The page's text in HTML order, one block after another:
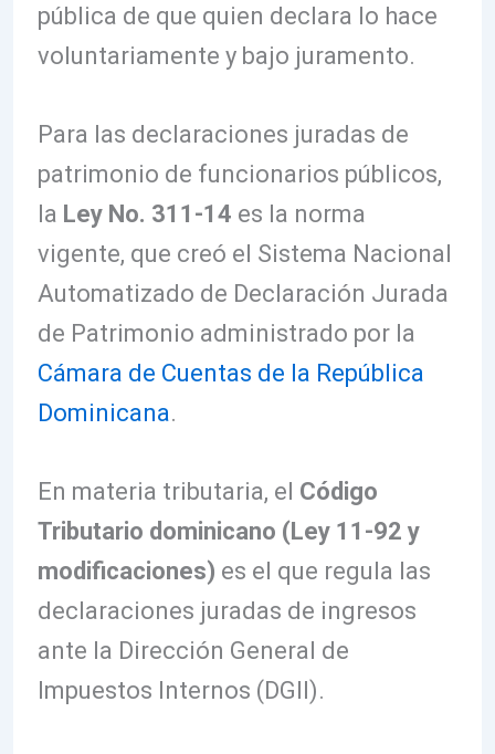
pública de que quien declara lo hace
voluntariamente y bajo juramento.
Para las declaraciones juradas de
patrimonio de funcionarios públicos,
la Ley No. 311-14 es la norma
vigente, que creó el Sistema Nacional
Automatizado de Declaración Jurada
de Patrimonio administrado por la
Cámara de Cuentas de la República
Dominicana.
En materia tributaria, el Código
Tributario dominicano (Ley 11-92 y
modificaciones) es el que regula las
declaraciones juradas de ingresos
ante la Dirección General de
Impuestos Internos (DGII).